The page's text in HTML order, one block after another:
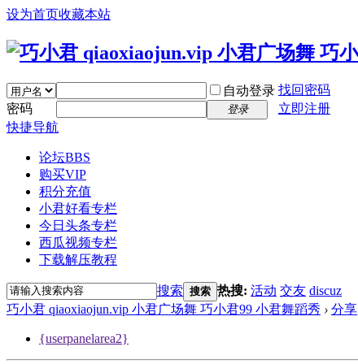
设为首页收藏本站
自动登录 找回密码
密码
登录
立即注册
快捷导航
论坛BBS
购买VIP
积分充值
小君好看专栏
今日头条专栏
西瓜视频专栏
下载解压教程
搜索 搜索 热搜: 活动 交友 discuz
巧小君 qiaoxiaojun.vip 小君广场舞 巧小君99 小君舞蹈秀 › 分享
{userpanelarea2}